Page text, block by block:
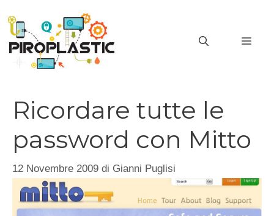
contenuto
Ricordare tutte le
password con Mitto
12 Novembre 2009 di Gianni Puglisi